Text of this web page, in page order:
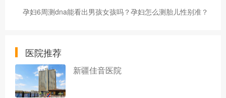
孕妇6周测dna能看出男孩女孩吗？孕妇怎么测胎儿性别准？
医院推荐
新疆佳音医院